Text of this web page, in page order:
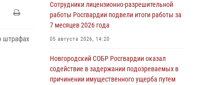
штрафах
Сотрудники лицензионно-разрешительной
работы Росгвардии подвели итоги работы за
7 месяцев 2026 года
05 августа 2026, 14:20
Новгородский СОБР Росгвардии оказал
содействие в задержании подозреваемых в
причинении имущественного ущерба путем